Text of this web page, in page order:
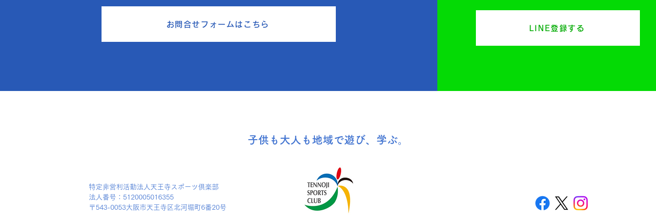
お問合せフォームはこちら LINE登録する
子供も大人も地域で遊び、学ぶ。
特定非営利活動法人天王寺スポーツ倶楽部
法人番号：5120005016355
〒543-0053​大阪市天王寺区北河堀町6番20号